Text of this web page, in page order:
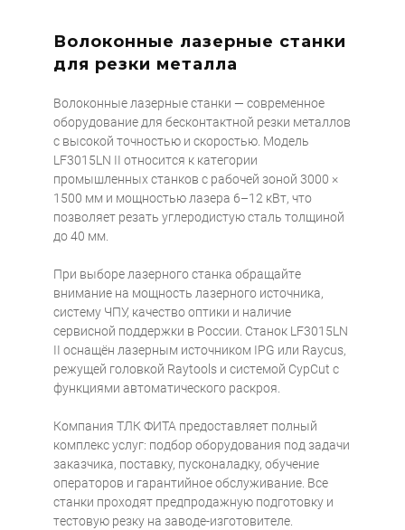
Волоконные лазерные станки
для резки металла
Волоконные лазерные станки — современное
оборудование для бесконтактной резки металлов
с высокой точностью и скоростью. Модель
LF3015LN II относится к категории
промышленных станков с рабочей зоной 3000 ×
1500 мм и мощностью лазера 6–12 кВт, что
позволяет резать углеродистую сталь толщиной
до 40 мм.
При выборе лазерного станка обращайте
внимание на мощность лазерного источника,
систему ЧПУ, качество оптики и наличие
сервисной поддержки в России. Станок LF3015LN
II оснащён лазерным источником IPG или Raycus,
режущей головкой Raytools и системой CypCut с
функциями автоматического раскроя.
Компания ТЛК ФИТА предоставляет полный
комплекс услуг: подбор оборудования под задачи
заказчика, поставку, пусконаладку, обучение
операторов и гарантийное обслуживание. Все
станки проходят предпродажную подготовку и
тестовую резку на заводе-изготовителе.